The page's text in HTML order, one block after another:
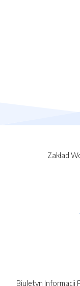
Zakład
Biuletyn Informacji